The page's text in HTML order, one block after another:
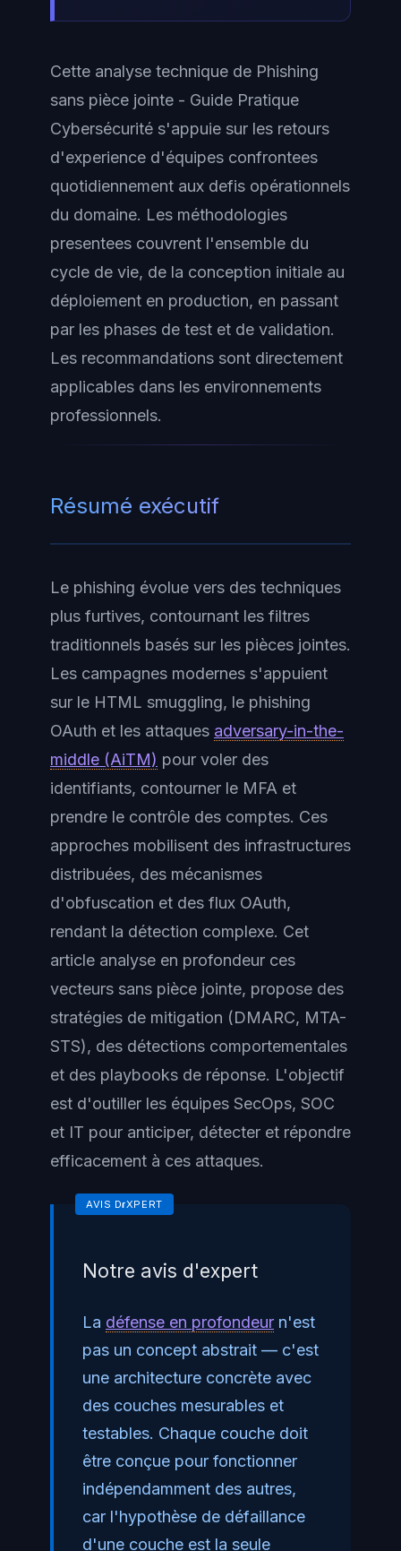
Cette analyse technique de Phishing
sans pièce jointe - Guide Pratique
Cybersécurité s'appuie sur les retours
d'experience d'équipes confrontees
quotidiennement aux defis opérationnels
du domaine. Les méthodologies
presentees couvrent l'ensemble du
cycle de vie, de la conception initiale au
déploiement en production, en passant
par les phases de test et de validation.
Les recommandations sont directement
applicables dans les environnements
professionnels.
Résumé exécutif
Le phishing évolue vers des techniques
plus furtives, contournant les filtres
traditionnels basés sur les pièces jointes.
Les campagnes modernes s'appuient
sur le HTML smuggling, le phishing
OAuth et les attaques adversary-in-the-
middle (AiTM) pour voler des
identifiants, contourner le MFA et
prendre le contrôle des comptes. Ces
approches mobilisent des infrastructures
distribuées, des mécanismes
d'obfuscation et des flux OAuth,
rendant la détection complexe. Cet
article analyse en profondeur ces
vecteurs sans pièce jointe, propose des
stratégies de mitigation (DMARC, MTA-
STS), des détections comportementales
et des playbooks de réponse. L'objectif
est d'outiller les équipes SecOps, SOC
et IT pour anticiper, détecter et répondre
efficacement à ces attaques.
Notre avis d'expert
La défense en profondeur n'est
pas un concept abstrait — c'est
une architecture concrète avec
des couches mesurables et
testables. Chaque couche doit
être conçue pour fonctionner
indépendamment des autres,
car l'hypothèse de défaillance
d'une couche est la seule